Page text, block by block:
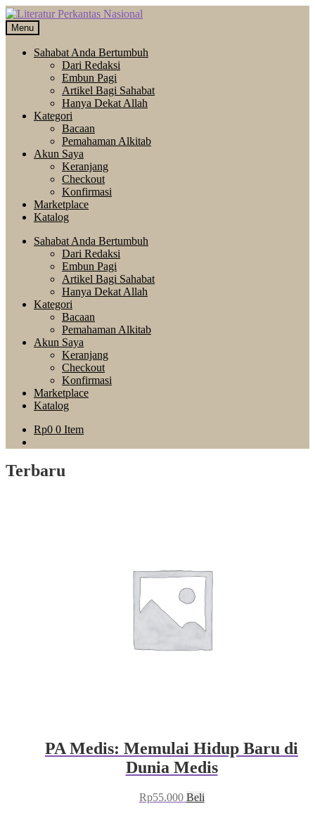
Skip
to
navigation
Langsung
ke
isi
Menu
Sahabat Anda Bertumbuh
Dari Redaksi
Embun Pagi
Artikel Bagi Sahabat
Hanya Dekat Allah
Kategori
Bacaan
Pemahaman Alkitab
Akun Saya
Keranjang
Checkout
Konfirmasi
Marketplace
Katalog
Sahabat Anda Bertumbuh
Dari Redaksi
Embun Pagi
Artikel Bagi Sahabat
Hanya Dekat Allah
Kategori
Bacaan
Pemahaman Alkitab
Akun Saya
Keranjang
Checkout
Konfirmasi
Marketplace
Katalog
Rp0 0 Item
Terbaru
PA Medis: Memulai Hidup Baru di
Dunia Medis
Rp55.000 Beli